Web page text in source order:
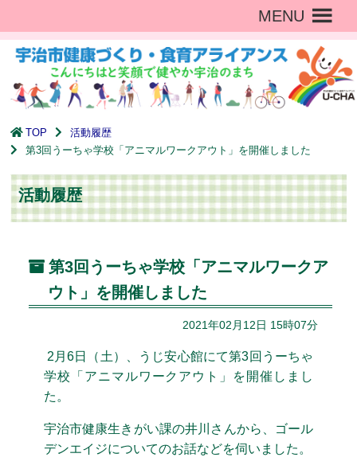
MENU
TOP
活動履歴
第3回うーちゃ学校「アニマルワークアウト」を開催しました
活動履歴
第3回うーちゃ学校「アニマルワークア
ウト」を開催しました
2021年02月12日 15時07分
2月6日（土）、うじ安心館にて第3回うーちゃ
学校「アニマルワークアウト」を開催しまし
た。
宇治市健康生きがい課の井川さんから、ゴール
デンエイジについてのお話などを伺いました。